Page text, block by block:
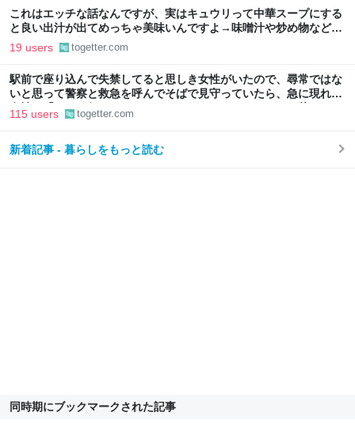
これはエッチな話なんですが、実はキュウリって中華スープにする
と良い出汁が出てめっちゃ美味いんですよ→味噌汁や炒め物など、
キュウリの加熱調理はいろいろある
19 users togetter.com
駅前で座り込んで失禁してると思しき女性がいたので、尋常ではな
いと思って警察と救急を呼んでそばで見守っていたら、急に現れた
女性に「あなた何してるんですか！？」とスマホをはたき落とされ
115 users togetter.com
新着記事 - 暮らしをもっと読む
同時期にブックマークされた記事